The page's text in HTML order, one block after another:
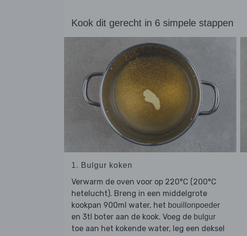
Kook dit gerecht in 6 simpele stappen
1. Bulgur koken
Verwarm de oven voor op 220°C (200°C
hetelucht). Breng in een middelgrote
kookpan 900ml water, het bouillonpoeder
en 3tl boter aan de kook. Voeg de bulgur
toe aan het kokende water, leg een deksel